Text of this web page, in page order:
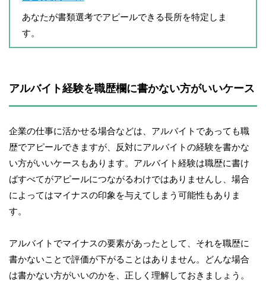
あなたが書類選考でアピールできる長所を特定しま
す。
アルバイト経験を職歴欄に書かない方がいいケース
企業の仕事に活かせる場合などは、アルバイトであっても職
歴でアピールできますが、反対にアルバイトの経験を書かな
い方がいいケースもあります。アルバイト経験は職歴に書け
ばすべてがアピールにつながるわけではありませんし、場合
によってはマイナスの印象を与えてしまう可能性もありま
す。
アルバイトでマイナスの要素があったとして、それを職歴に
書かないことで評価が下がることはありません。どんな場合
は書かない方がいいのかを、正しく理解しておきましょう。